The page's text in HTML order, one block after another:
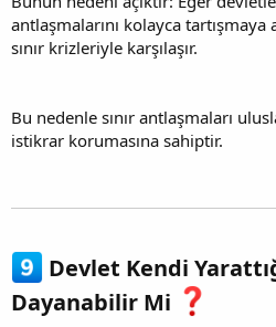
antlaşmalarını kolayca
sınır krizleriyle karşılaşır.
Bu nedenle sınır antlaşmaları
istikrar korumasına sahiptir.
Devlet Kendi
Dayanabilir Mi